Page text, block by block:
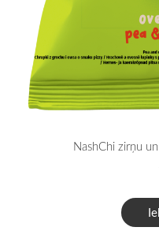
NashChi zirņu